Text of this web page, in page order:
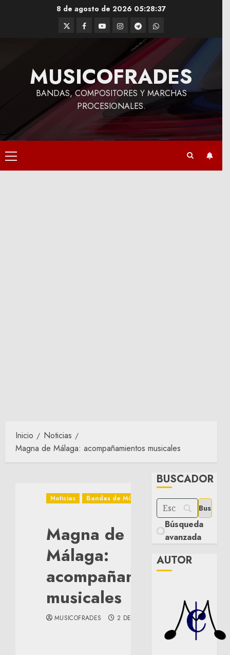
8 de agosto de 2026 05:28:38
TwitterFacebook
YoutubeInstagram
TelegramWhatsApp
MUSICOFRADES
BANDAS, COMPOSITORES Y MARCHAS
PROCESIONALES.
Menú
principal
Inicio
Noticias
Magna de Málaga: acompañamientos musicales
Noticias Bandas de Música
Magna de
Málaga:
acompañamientos
musicales
MUSICOFRADES 2 DE MAYO DE 2018
BUSCADOR
Búsqueda
avanzada
AUTOR